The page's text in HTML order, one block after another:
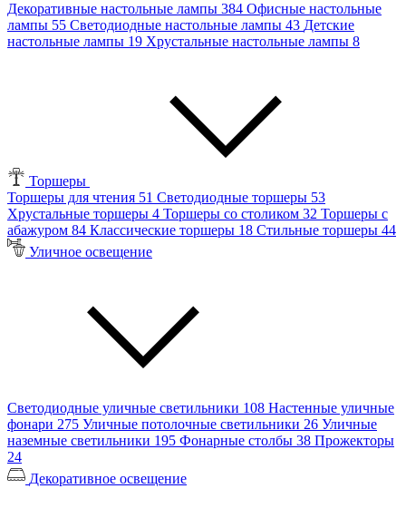
Декоративные настольные лампы 384 Офисные настольные
лампы 55 Светодиодные настольные лампы 43 Детские
настольные лампы 19 Хрустальные настольные лампы 8
Торшеры
Торшеры для чтения 51 Светодиодные торшеры 53
Хрустальные торшеры 4 Торшеры со столиком 32 Торшеры с
абажуром 84 Классические торшеры 18 Стильные торшеры 44
Уличное освещение
Светодиодные уличные светильники 108 Настенные уличные
фонари 275 Уличные потолочные светильники 26 Уличные
наземные светильники 195 Фонарные столбы 38 Прожекторы
24
Декоративное освещение